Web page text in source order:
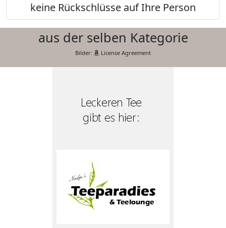
keine Rückschlüsse auf Ihre Person
aus der selben Kategorie
Bilder: License Agreement